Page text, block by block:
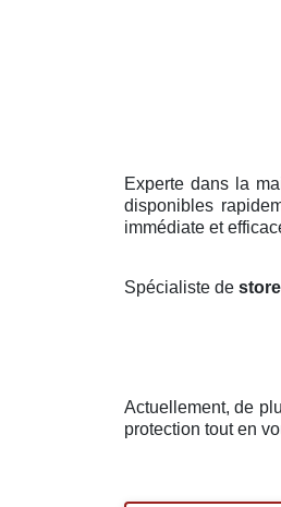
Experte dans la
disponibles
immédiate et
Spécialiste de
Actuellement, de
protection tout en